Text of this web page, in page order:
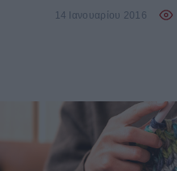
14 Ιανουαρίου 2016